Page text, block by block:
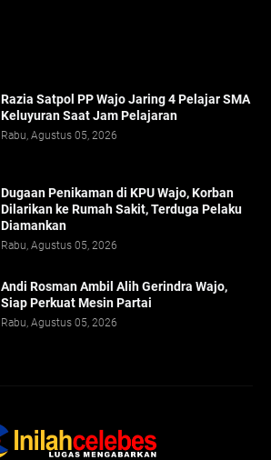
Razia Satpol PP Wajo Jaring 4 Pelajar SMA
Keluyuran Saat Jam Pelajaran
Rabu, Agustus 05, 2026
Dugaan Penikaman di KPU Wajo, Korban
Dilarikan ke Rumah Sakit, Terduga Pelaku
Diamankan
Rabu, Agustus 05, 2026
Andi Rosman Ambil Alih Gerindra Wajo,
Siap Perkuat Mesin Partai
Rabu, Agustus 05, 2026